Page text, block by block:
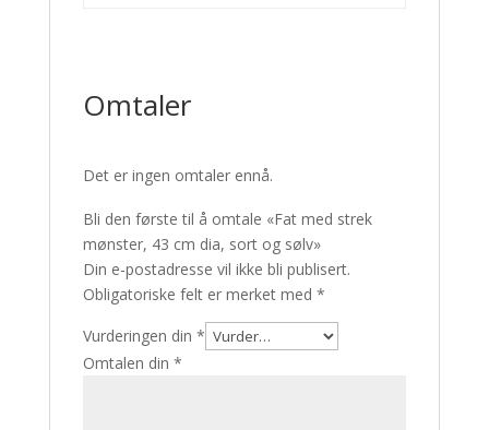
Omtaler
Det er ingen omtaler ennå.
Bli den første til å omtale «Fat med strek
mønster, 43 cm dia, sort og sølv»
Din e-postadresse vil ikke bli publisert.
Obligatoriske felt er merket med *
Vurderingen din *
Omtalen din *